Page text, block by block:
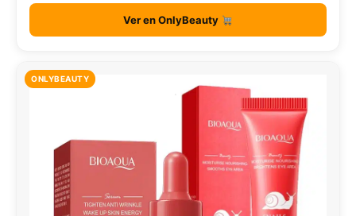
Ver en OnlyBeauty
ONLYBEAUTY